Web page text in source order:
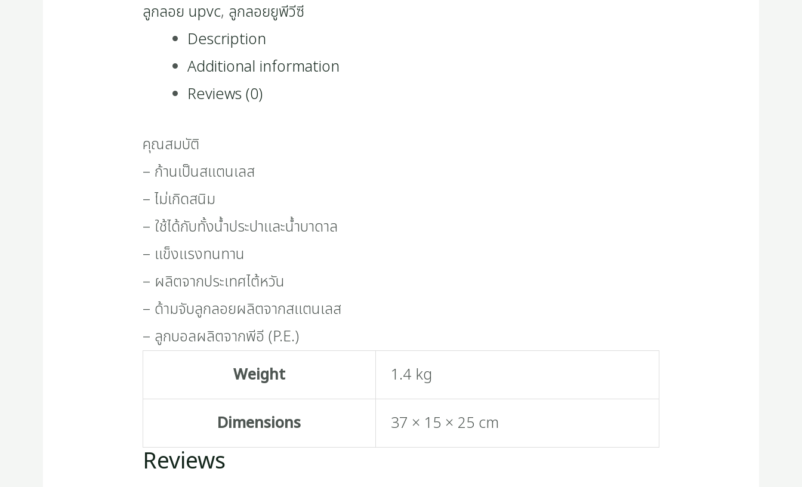
ลูกลอย upvc, ลูกลอยยูพีวีซี
Description
Additional information
Reviews (0)
คุณสมบัติ
– ก้านเป็นสแตนเลส
– ไม่เกิดสนิม
– ใช้ได้กับทั้งน้ำประปาและน้ำบาดาล
– แข็งแรงทนทาน
– ผลิตจากประเทศไต้หวัน
– ด้ามจับลูกลอยผลิตจากสแตนเลส
– ลูกบอลผลิตจากพีอี (P.E.)
Weight
1.4 kg
Dimensions 37 × 15 × 25 cm
Reviews